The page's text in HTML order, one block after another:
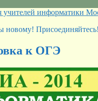
учителей информатики
новому! Присоединяйтесь!
к ОГЭ